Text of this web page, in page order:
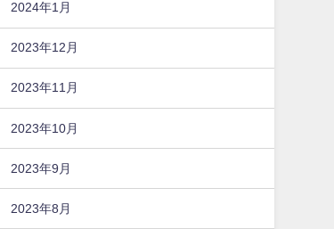
2024年1月
2023年12月
2023年11月
2023年10月
2023年9月
2023年8月